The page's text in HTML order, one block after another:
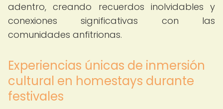
adentro, creando recuerdos inolvidables y
conexiones significativas con las
comunidades anfitrionas.
Experiencias únicas de inmersión
cultural en homestays durante
festivales